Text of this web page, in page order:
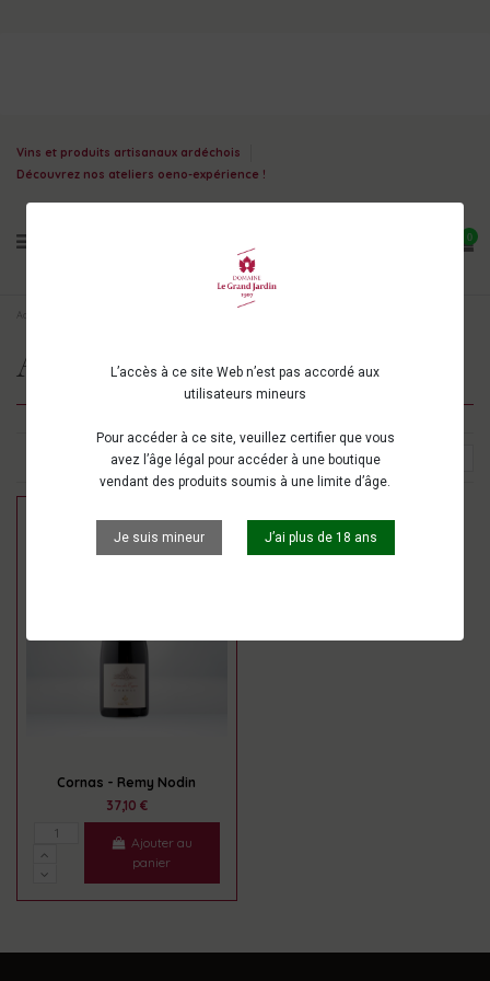
L’accès à ce site Web n’est pas accordé aux
utilisateurs mineurs
Pour accéder à ce site, veuillez certifier que vous
avez l’âge légal pour accéder à une boutique
vendant des produits soumis à une limite d’âge.
Je suis mineur J’ai plus de 18 ans
Vins et produits artisanaux ardéchois
Découvrez nos ateliers oeno-expérience !
0
Accueil
AOC CORNAS
Choisir
Cornas - Remy Nodin
37,10 €
Ajouter au
panier